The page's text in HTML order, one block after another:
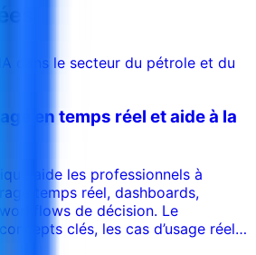
dans le secteur du pétrole et du
en temps réel et aide à la
aide les professionnels à
temps réel, dashboards,
de décision. Le
clés, les cas d’usage réels,